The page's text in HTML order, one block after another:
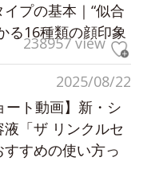
プの基本｜“似合
る16種類の顔印象
238957 view
2025/08/22
ート動画】新・シ
液「ザ リンクルセ
すすめの使い方っ